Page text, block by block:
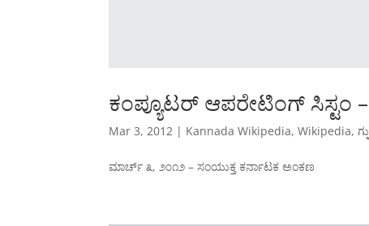
ಕಂಪ್ಯೂಟರ್ ಆಪರೇಟಿಂಗ್ ಸಿಸ್ಟಂ
Mar 3, 2012 | Kannada Wikipedia,Wikipedia,
ಮಾರ್ಚ್ ೩, ೨೦೧೨ – ಸಂಯುಕ್ತ ಕರ್ನಾಟಕ ಅಂಕಣ